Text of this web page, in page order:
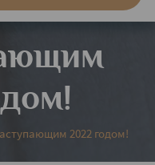
2022 годом!